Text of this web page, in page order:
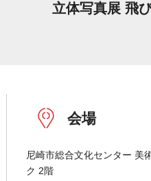
立体写真展 飛
会場
尼崎市総合文化センター 美
ク 2階